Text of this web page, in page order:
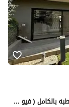
أقل سعر فيلا توين هاوس ريسيل استلام فوري متشطبه بالكامل ( فيو لاند سكيب ) بأقل سعر في السوق لسرعة البيع في كمبوند البروج الشروق